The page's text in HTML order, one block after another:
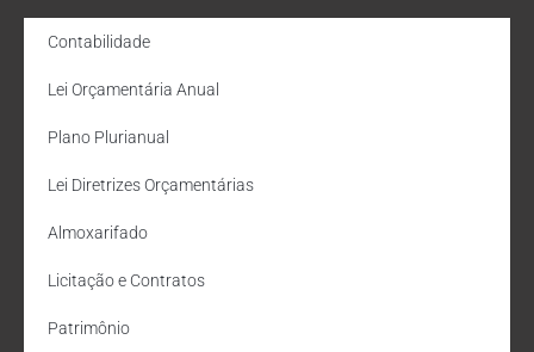
Contabilidade
Lei Orçamentária Anual
Plano Plurianual
Lei Diretrizes Orçamentárias
Almoxarifado
Licitação e Contratos
Patrimônio